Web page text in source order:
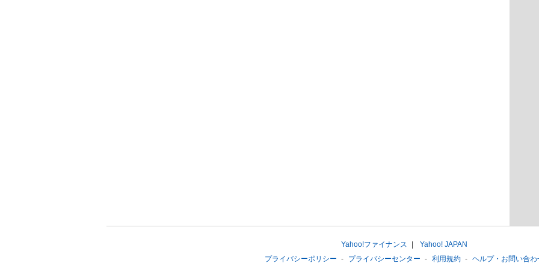
Yahoo!ファイナンス
Yahoo! JAPAN
プライバシーポリシー
プライバシーセンター 利用規約 ヘルプ・お問い合わ